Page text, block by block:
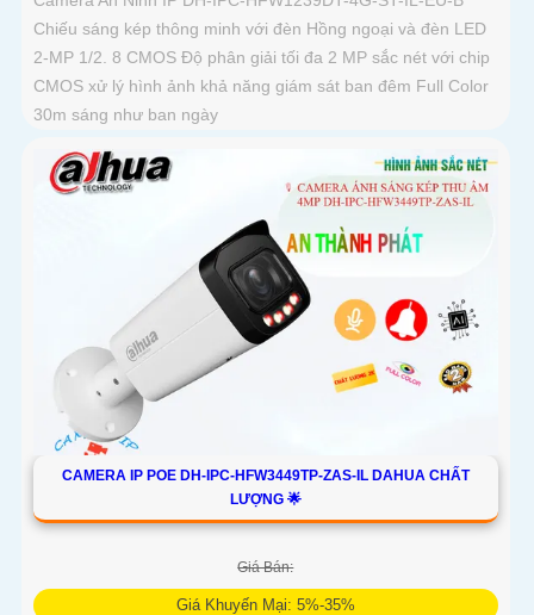
Chiếu sáng kép thông minh với đèn Hồng ngoại và đèn LED
2-MP 1/2. 8 CMOS Độ phân giải tối đa 2 MP sắc nét với chip
CMOS xử lý hình ảnh khả năng giám sát ban đêm Full Color
30m sáng như ban ngày
CAMERA IP POE DH-IPC-HFW3449TP-ZAS-IL DAHUA CHẤT
LƯỢNG 🌟
Giá Bán:
Giá Khuyến Mại: 5%-35%